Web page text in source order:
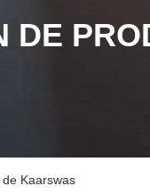
DE
Kaarswas